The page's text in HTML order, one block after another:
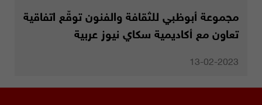
مجموعة أبوظبي للثقافة والفنون توقّع اتفاقية
تعاون مع أكاديمية سكاي نيوز عربية
13-02-2023